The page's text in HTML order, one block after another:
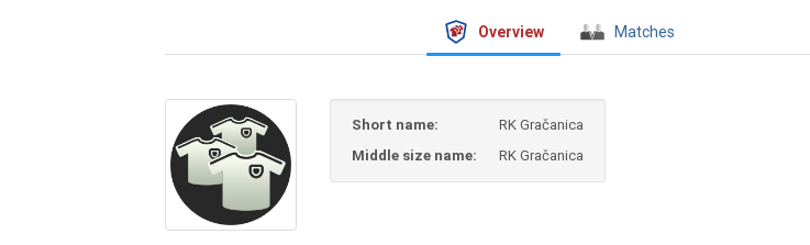
Overview Matches
Short name:
RK Gračanica
Middle size name:
RK Gračanica